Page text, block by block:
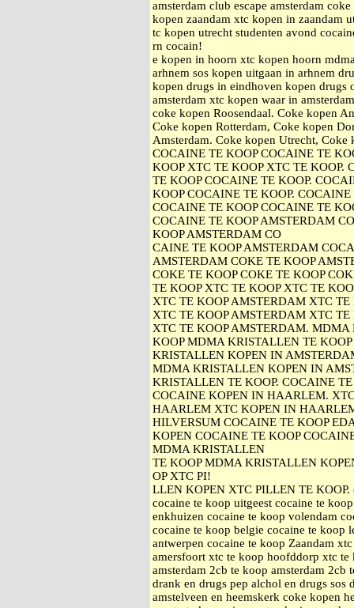
amsterdam club escape amsterdam
kopen zaandam xtc kopen in zaandam
tc kopen utrecht studenten avond
rn cocain!
e kopen in hoorn xtc kopen hoorn
arhnem sos kopen uitgaan in arhnem
kopen drugs in eindhoven kopen drugs
amsterdam xtc kopen waar in
coke kopen Roosendaal. Coke kopen
Coke kopen Rotterdam, Coke kopen
Amsterdam. Coke kopen Utrecht,
COCAINE TE KOOP COCAINE TE
KOOP XTC TE KOOP XTC TE KOOP.
TE KOOP COCAINE TE KOOP.
KOOP COCAINE TE KOOP.
COCAINE TE KOOP COCAINE TE
COCAINE TE KOOP AMSTERDAM
KOOP AMSTERDAM CO
CAINE TE KOOP AMSTERDAM
AMSTERDAM COKE TE KOOP
COKE TE KOOP COKE TE KOOP
TE KOOP XTC TE KOOP XTC TE
XTC TE KOOP AMSTERDAM XTC
XTC TE KOOP AMSTERDAM XTC
XTC TE KOOP AMSTERDAM.
KOOP MDMA KRISTALLEN TE
KRISTALLEN KOPEN IN
MDMA KRISTALLEN KOPEN IN
KRISTALLEN TE KOOP. COCAINE
COCAINE KOPEN IN HAARLEM.
HAARLEM XTC KOPEN IN
HILVERSUM COCAINE TE KOOP
KOPEN COCAINE TE KOOP
MDMA KRISTALLEN
TE KOOP MDMA KRISTALLEN
OP XTC PI!
LLEN KOPEN XTC PILLEN TE KOOP.
cocaine te koop uitgeest cocaine te
enkhuizen cocaine te koop volendam
cocaine te koop belgie cocaine te koop
antwerpen cocaine te koop Zaandam
amersfoort xtc te koop hoofddorp xtc te
amsterdam 2cb te koop amsterdam 2cb
drank en drugs pep alchol en drugs sos
amstelveen en heemskerk coke kopen